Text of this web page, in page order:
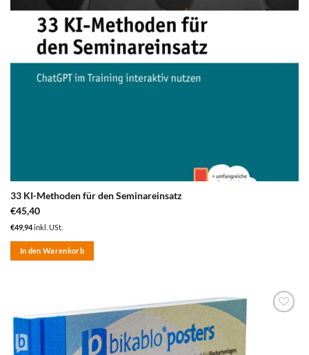
33 KI-Methoden für den Seminareinsatz
€45,40
€49,94inkl. USt.
In den Warenkorb